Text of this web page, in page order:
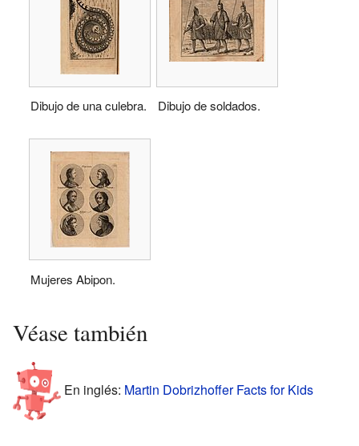
Dibujo de una culebra. Dibujo de soldados.
Mujeres Abipon.
Véase también
En inglés: Martin Dobrizhoffer Facts for Kids